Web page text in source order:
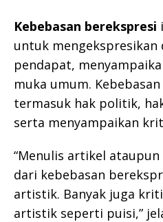
Kebebasan berekspresi
untuk mengekspresikan
pendapat,
muka umum.
termasuk hak politik,
serta menyampaikan
“Menulis artikel
dari kebebasan
artistik. Banyak juga
artistik seperti puisi,”